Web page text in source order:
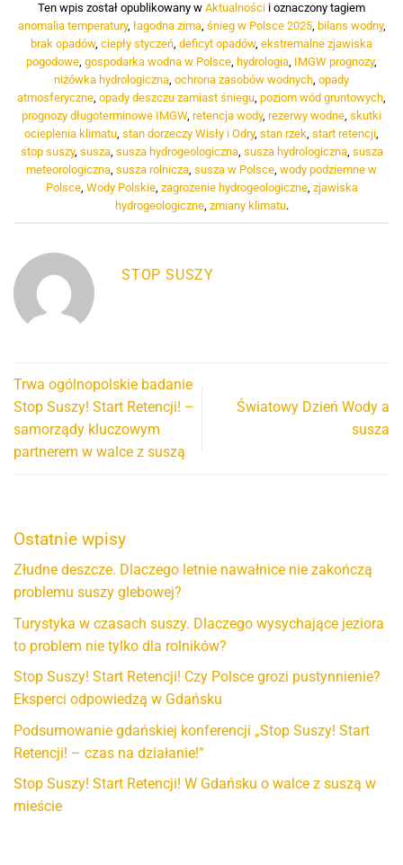
Ten wpis został opublikowany w Aktualności i oznaczony tagiem
anomalia temperatury, łagodna zima, śnieg w Polsce 2025, bilans wodny,
brak opadów, ciepły styczeń, deficyt opadów, ekstremalne zjawiska
pogodowe, gospodarka wodna w Polsce, hydrologia, IMGW prognozy,
niżówka hydrologiczna, ochrona zasobów wodnych, opady
atmosferyczne, opady deszczu zamiast śniegu, poziom wód gruntowych,
prognozy długoterminowe IMGW, retencja wody, rezerwy wodne, skutki
ocieplenia klimatu, stan dorzeczy Wisły i Odry, stan rzek, start retencji,
stop suszy, susza, susza hydrogeologiczna, susza hydrologiczna, susza
meteorologiczna, susza rolnicza, susza w Polsce, wody podziemne w
Polsce, Wody Polskie, zagrożenie hydrogeologiczne, zjawiska
hydrogeologiczne, zmiany klimatu.
STOP SUSZY
Trwa ogólnopolskie badanie
Stop Suszy! Start Retencji! –
samorządy kluczowym
partnerem w walce z suszą
Światowy Dzień Wody a
susza
Ostatnie wpisy
Złudne deszcze. Dlaczego letnie nawałnice nie zakończą
problemu suszy glebowej?
Turystyka w czasach suszy. Dlaczego wysychające jeziora
to problem nie tylko dla rolników?
Stop Suszy! Start Retencji! Czy Polsce grozi pustynnienie?
Eksperci odpowiedzą w Gdańsku
Podsumowanie gdańskiej konferencji „Stop Suszy! Start
Retencji! – czas na działanie!”
Stop Suszy! Start Retencji! W Gdańsku o walce z suszą w
mieście